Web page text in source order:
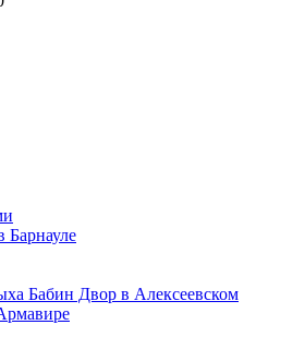
Барнауле
Бабин Двор в Алексеевском